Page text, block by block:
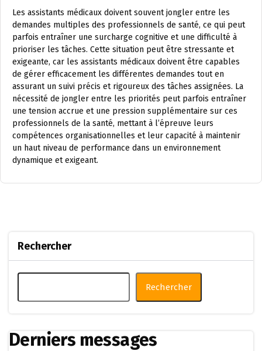
Les assistants médicaux doivent souvent jongler entre les
demandes multiples des professionnels de santé, ce qui peut
parfois entraîner une surcharge cognitive et une difficulté à
prioriser les tâches. Cette situation peut être stressante et
exigeante, car les assistants médicaux doivent être capables
de gérer efficacement les différentes demandes tout en
assurant un suivi précis et rigoureux des tâches assignées. La
nécessité de jongler entre les priorités peut parfois entraîner
une tension accrue et une pression supplémentaire sur ces
professionnels de la santé, mettant à l’épreuve leurs
compétences organisationnelles et leur capacité à maintenir
un haut niveau de performance dans un environnement
dynamique et exigeant.
Rechercher
Rechercher
Derniers messages